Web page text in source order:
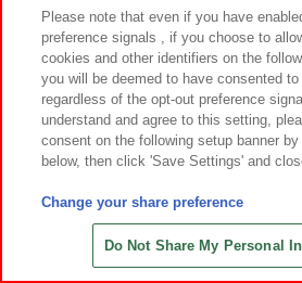
サンリオキャラクターズ カワイイ
まみれ-星まみれ(イエロー)- ミニマス
コット
在庫 ○
ネガテ
ホルダー
Please note that even if you have
preference signals , if you choose to
cookies and other identifiers on the
you will be deemed to have consented
regardless of the opt-out preference
understand and agree to this setting,
consent on the following setup banner
below, then click 'Save Settings' and
Change your share preference
Do Not Share My Personal